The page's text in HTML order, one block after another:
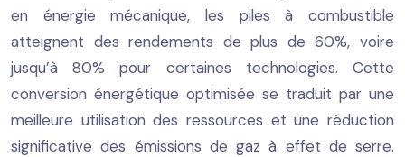
en énergie mécanique, les piles à combustible
atteignent des rendements de plus de 60%, voire
jusqu’à 80% pour certaines technologies. Cette
conversion énergétique optimisée se traduit par une
meilleure utilisation des ressources et une réduction
significative des émissions de gaz à effet de serre.